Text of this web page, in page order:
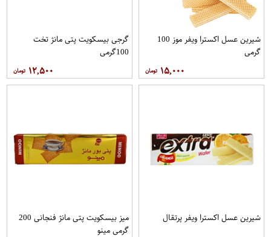
شیرین عسل اکسترا ویفر موز 100
گرمی
۱۵,۰۰۰
گرجی بیسکویت پتی مانژ تخت
100گرمی
۱۲,۵۰۰
شیرین عسل اکسترا ویفر پرتقال
میز بیسکویت پتی مانژ فنجانی 200
گرمی مینو